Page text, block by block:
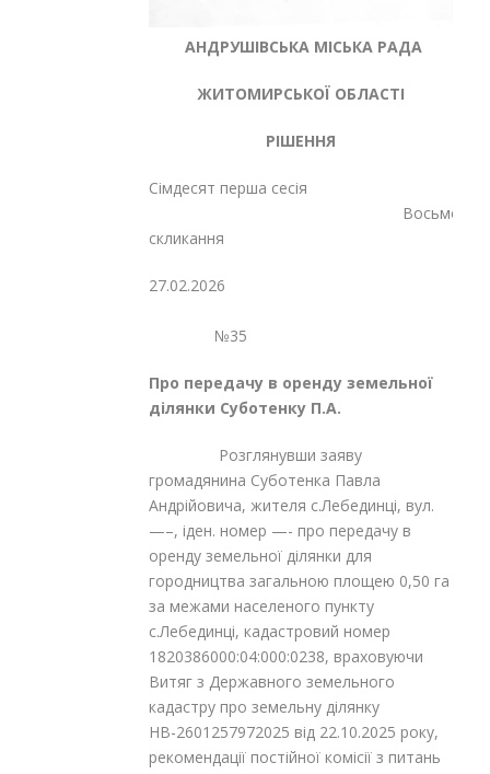
АНДРУШІВСЬКА МІСЬКА РАДА
ЖИТОМИРСЬКОЇ ОБЛАСТІ
РІШЕННЯ
Сімдесят перша сесія
Восьмого
скликання
27.02.2026
№35
Про передачу в оренду земельної
ділянки Суботенку П.А.
Розглянувши заяву
громадянина Суботенка Павла
Андрійовича, жителя с.Лебединці, вул.
—–, іден. номер —- про передачу в
оренду земельної ділянки для
городництва загальною площею 0,50 га
за межами населеного пункту
с.Лебединці, кадастровий номер
1820386000:04:000:0238, враховуючи
Витяг з Державного земельного
кадастру про земельну ділянку
НВ-2601257972025 від 22.10.2025 року,
рекомендації постійної комісії з питань